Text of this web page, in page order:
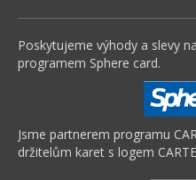
Poskytujeme výhody a slevy
programem Sphere card.
Jsme partnerem programu
držitelům karet s logem